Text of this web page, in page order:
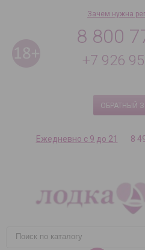
8 800
+7 926
ОБРАТНЫЙ
Зачем нужна
Ежедневно с 9 до 21 8